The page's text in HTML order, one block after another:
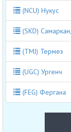
(NCU) Нукус
(SKD)
(TMJ) Термез
(UGC) Ургенч
(FEG) Фергана